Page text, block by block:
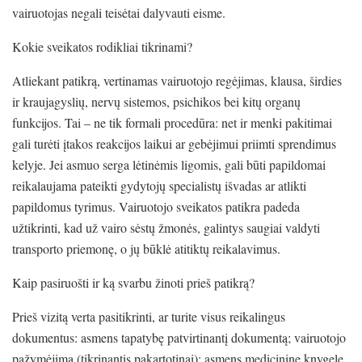
vairuotojas negali teisėtai dalyvauti eisme.
Kokie sveikatos rodikliai tikrinami?
Atliekant patikrą, vertinamas vairuotojo regėjimas, klausa, širdies
ir kraujagyslių, nervų sistemos, psichikos bei kitų organų
funkcijos. Tai – ne tik formali procedūra: net ir menki pakitimai
gali turėti įtakos reakcijos laikui ar gebėjimui priimti sprendimus
kelyje. Jei asmuo serga lėtinėmis ligomis, gali būti papildomai
reikalaujama pateikti gydytojų specialistų išvadas ar atlikti
papildomus tyrimus. Vairuotojo sveikatos patikra padeda
užtikrinti, kad už vairo sėstų žmonės, galintys saugiai valdyti
transporto priemonę, o jų būklė atitiktų reikalavimus.
Kaip pasiruošti ir ką svarbu žinoti prieš patikrą?
Prieš vizitą verta pasitikrinti, ar turite visus reikalingus
dokumentus: asmens tapatybę patvirtinantį dokumentą; vairuotojo
pažymėjimą (tikrinantis pakartotinai); asmens medicininę knygelę